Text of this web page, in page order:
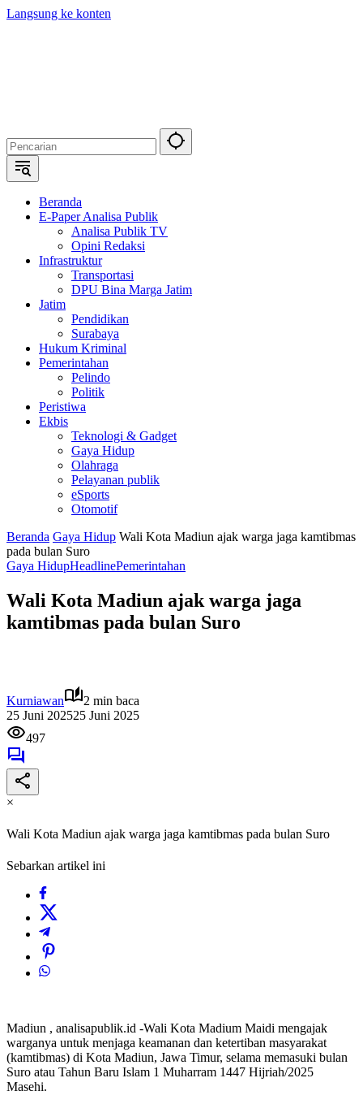
Langsung ke konten
Beranda
E-Paper Analisa Publik
Analisa Publik TV
Opini Redaksi
Infrastruktur
Transportasi
DPU Bina Marga Jatim
Jatim
Pendidikan
Surabaya
Hukum Kriminal
Pemerintahan
Pelindo
Politik
Peristiwa
Ekbis
Teknologi & Gadget
Gaya Hidup
Olahraga
Pelayanan publik
eSports
Otomotif
Beranda Gaya Hidup Wali Kota Madiun ajak warga jaga kamtibmas
pada bulan Suro
Gaya HidupHeadlinePemerintahan
Wali Kota Madiun ajak warga jaga
kamtibmas pada bulan Suro
Kurniawan
2 min baca
25 Juni 202525 Juni 2025
497
×
Wali Kota Madiun ajak warga jaga kamtibmas pada bulan Suro
Sebarkan artikel ini
Madiun , analisapublik.id -Wali Kota Madium Maidi mengajak
warganya untuk menjaga keamanan dan ketertiban masyarakat
(kamtibmas) di Kota Madiun, Jawa Timur, selama memasuki bulan
Suro atau Tahun Baru Islam 1 Muharram 1447 Hijriah/2025
Masehi.